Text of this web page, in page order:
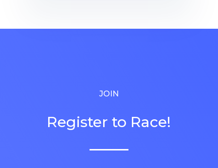
JOIN
Register to Race!